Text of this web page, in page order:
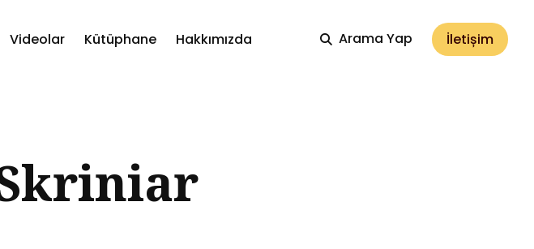
Videolar Kütüphane Hakkımızda Arama Yap İletișim